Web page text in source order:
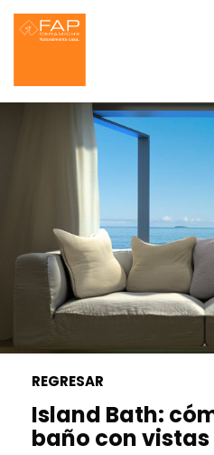
REGRESAR
Island Bath:
baño con